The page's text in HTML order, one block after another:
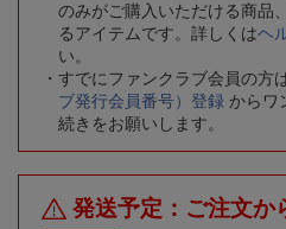
のみがご購入いただける商品
るアイテムです。詳しくはヘ
い。
すでにファンクラブ会員の方は
ブ発行会員番号）登録 からワ
続きをお願いします。
発送予定：ご注文か